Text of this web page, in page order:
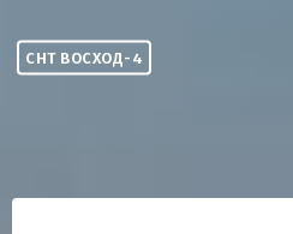
content
СНТ ВОСХОД-4